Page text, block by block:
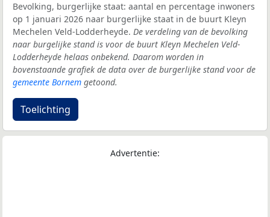
Bevolking, burgerlijke staat: aantal en percentage inwoners
op 1 januari 2026 naar burgerlijke staat in de buurt Kleyn
Mechelen Veld-Lodderheyde. De verdeling van de bevolking
naar burgelijke stand is voor de buurt Kleyn Mechelen Veld-
Lodderheyde helaas onbekend. Daarom worden in
bovenstaande grafiek de data over de burgerlijke stand voor de
gemeente Bornem getoond.
Toelichting
Advertentie: